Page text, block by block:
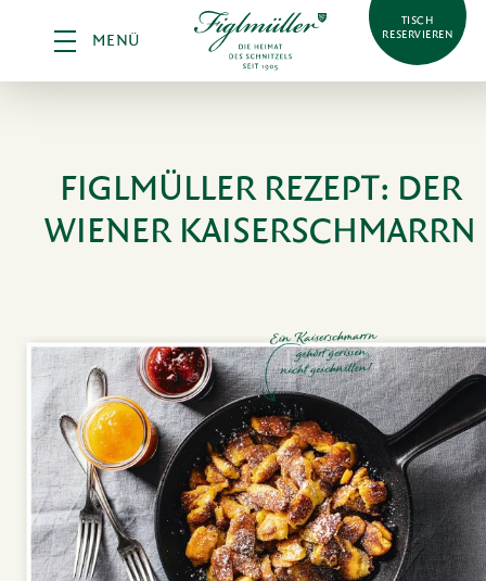
MENÜ
TISCH
RESERVIEREN
FIGL­MÜLLER REZEPT: DER
WIENER KAISER­SCHMARRN